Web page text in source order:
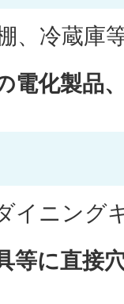
、冷蔵庫
電化製品
イニング
等に直接